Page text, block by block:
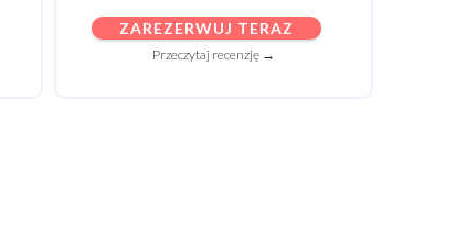
ZAREZERWUJ TERAZ
Przeczytaj recenzję →